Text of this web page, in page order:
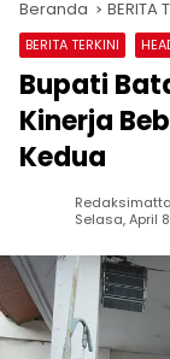
Beranda BERITA
BERITA TERKINI
Bupati
Kinerja
Kedua
Selasa, April